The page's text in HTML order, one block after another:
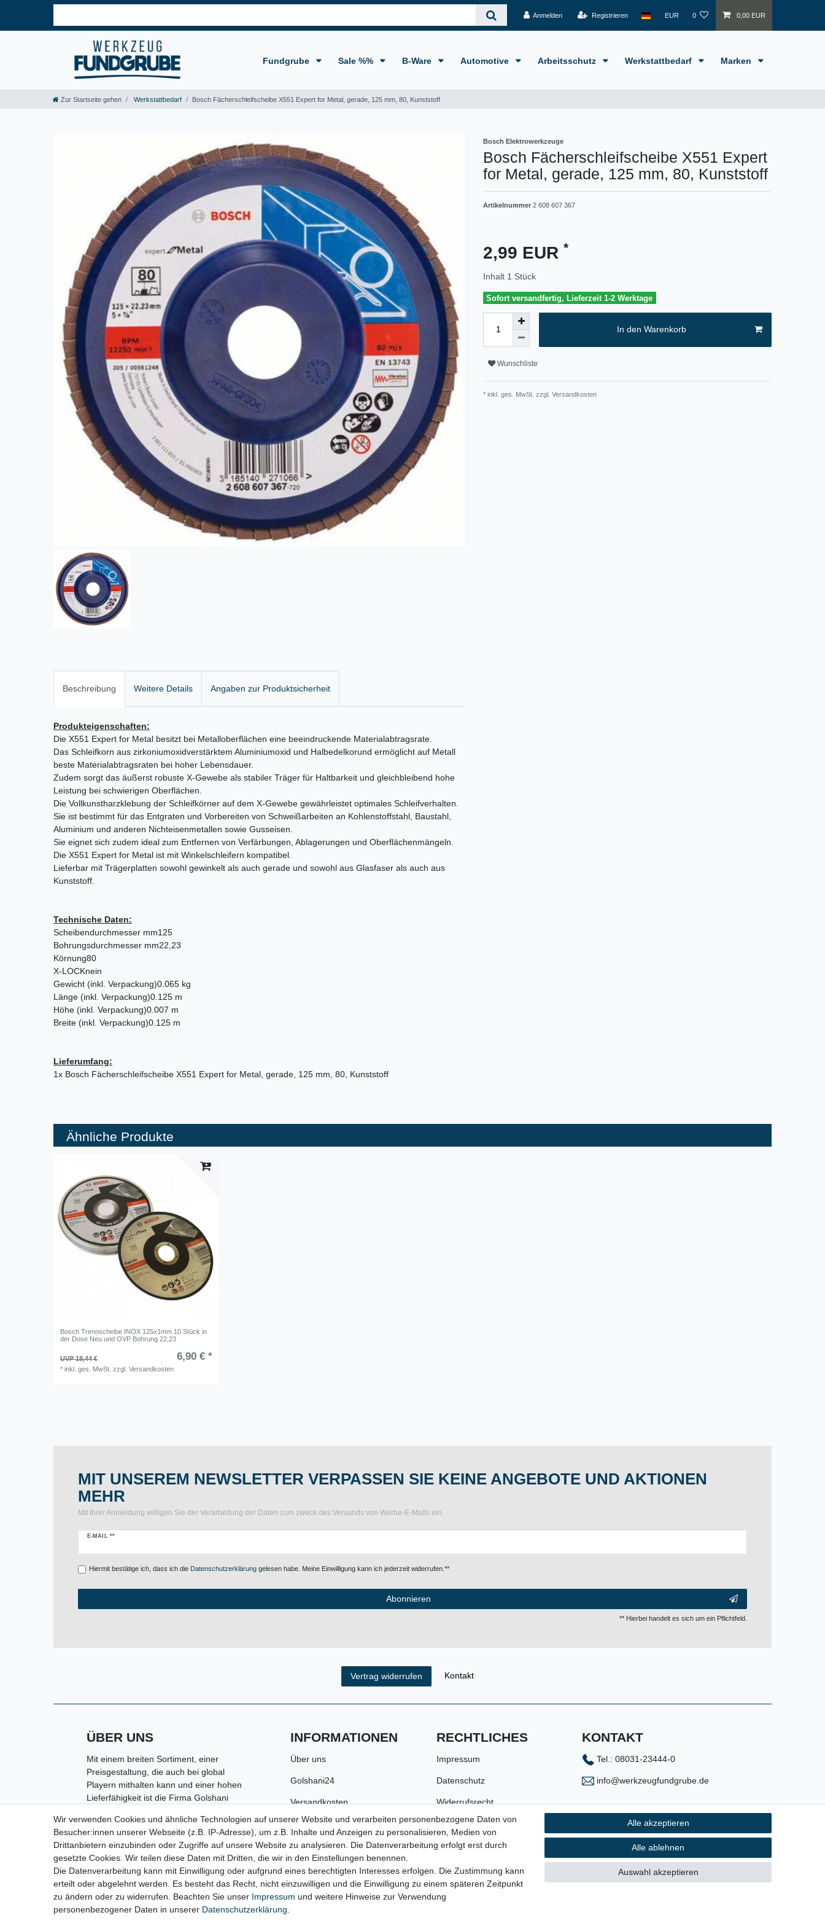
Anmelden Registrieren EUR 0 0,00 EUR
Fundgrube Sale %% B-Ware Automotive Arbeitsschutz Werkstattbedarf Marken
Zur Startseite gehen Werkstattbedarf Bosch Fächerschleifscheibe X551 Expert for Metal, gerade, 125 mm, 80, Kunststoff
Bosch Elektrowerkzeuge
Bosch Fächerschleifscheibe X551 Expert
for Metal, gerade, 125 mm, 80, Kunststoff
Artikelnummer 2 608 607 367
2,99 EUR *
Inhalt 1 Stück
Sofort versandfertig, Lieferzeit 1-2 Werktage
In den Warenkorb
Wunschliste
* inkl. ges. MwSt. zzgl. Versandkosten
Beschreibung Weitere Details Angaben zur Produktsicherheit
Produkteigenschaften:
Die X551 Expert for Metal besitzt bei Metalloberflächen eine beeindruckende Materialabtragsrate.
Das Schleifkorn aus zirkoniumoxidverstärktem Aluminiumoxid und Halbedelkorund ermöglicht auf Metall
beste Materialabtragsraten bei hoher Lebensdauer.
Zudem sorgt das äußerst robuste X-Gewebe als stabiler Träger für Haltbarkeit und gleichbleibend hohe
Leistung bei schwierigen Oberflächen.
Die Vollkunstharzklebung der Schleifkörner auf dem X-Gewebe gewährleistet optimales Schleifverhalten.
Sie ist bestimmt für das Entgraten und Vorbereiten von Schweißarbeiten an Kohlenstoffstahl, Baustahl,
Aluminium und anderen Nichteisenmetallen sowie Gusseisen.
Sie eignet sich zudem ideal zum Entfernen von Verfärbungen, Ablagerungen und Oberflächenmängeln.
Die X551 Expert for Metal ist mit Winkelschleifern kompatibel.
Lieferbar mit Trägerplatten sowohl gewinkelt als auch gerade und sowohl aus Glasfaser als auch aus
Kunststoff.
Technische Daten:
Scheibendurchmesser mm125
Bohrungsdurchmesser mm22,23
Körnung80
X-LOCKnein
Gewicht (inkl. Verpackung)0.065 kg
Länge (inkl. Verpackung)0.125 m
Höhe (inkl. Verpackung)0.007 m
Breite (inkl. Verpackung)0.125 m
Lieferumfang:
1x Bosch Fächerschleifscheibe X551 Expert for Metal, gerade, 125 mm, 80, Kunststoff
Ähnliche Produkte
Bosch Trennscheibe INOX 125x1mm 10 Stück in
der Dose Neu und OVP Bohrung 22,23
UVP 18,44 € 6,90 € *
*inkl. ges. MwSt. zzgl.Versandkosten
MIT UNSEREM NEWSLETTER VERPASSEN SIE KEINE ANGEBOTE UND AKTIONEN
MEHR
Mit Ihrer Anmeldung willigen Sie der Verarbeitung der Daten zum zweck des Versands von Werbe-E-Mails ein.
E-MAIL **
Newsletter
Hiermit bestätige ich, dass ich die Daten­schutz­erklärunggelesen habe. Meine Einwilligung kann ich jederzeit widerrufen.**
Abonnieren
** Hierbei handelt es sich um ein Pflichtfeld.
Vertrag widerrufen Kontakt
ÜBER UNS
Mit einem breiten Sortiment, einer
Preisgestaltung, die auch bei global
Playern mithalten kann und einer hohen
Lieferfähigkeit ist die Firma Golshani
Partner rund um den Bereich
Maschinen, Handwerkzeuge,
Arbeitsschutz sowie Werkstatt- und
Industriebedarf.
INFORMATIONEN
Über uns
Golshani24
Versandkosten
Zahlungsarten
Batterie- und
Verpackungshinweise
RECHTLICHES
Impressum
Datenschutz
Widerrufsrecht
AGB
Widerrufsformular
KONTAKT
Tel.: 08031-23444-0
info@werkzeugfundgrube.de
Wir verwenden Cookies und ähnliche Technologien auf unserer Website und verarbeiten personenbezogene Daten von
Besucher:innen unserer Webseite (z.B. IP-Adresse), um z.B. Inhalte und Anzeigen zu personalisieren, Medien von
Drittanbietern einzubinden oder Zugriffe auf unsere Website zu analysieren. Die Datenverarbeitung erfolgt erst durch
gesetzte Cookies. Wir teilen diese Daten mit Dritten, die wir in den Einstellungen benennen.
Die Datenverarbeitung kann mit Einwilligung oder aufgrund eines berechtigten Interesses erfolgen. Die Zustimmung kann
erteilt oder abgelehnt werden. Es besteht das Recht, nicht einzuwilligen und die Einwilligung zu einem späteren Zeitpunkt
zu ändern oder zu widerrufen. Beachten Sie unser Impressum und weitere Hinweise zur Verwendung
personenbezogener Daten in unserer Daten­schutz­erklärung
Alle akzeptieren
Alle ablehnen
Auswahl akzeptieren